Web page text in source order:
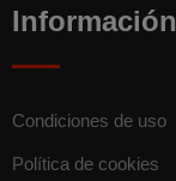
Información
Condiciones de uso
Política de cookies